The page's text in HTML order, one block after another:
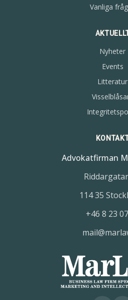
Vanliga
Nyheter
Events
Litteratur
Advokatfirman
114 35
+46 8 23